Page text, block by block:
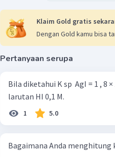
Klaim Gold gratis
Dengan Gold kamu bisa
Pertanyaan serupa
Bila diketahui K sp ​ AgI = 1 , 8
larutan HI 0,1 M.
1 5.0
Bagaimana Anda menghitung